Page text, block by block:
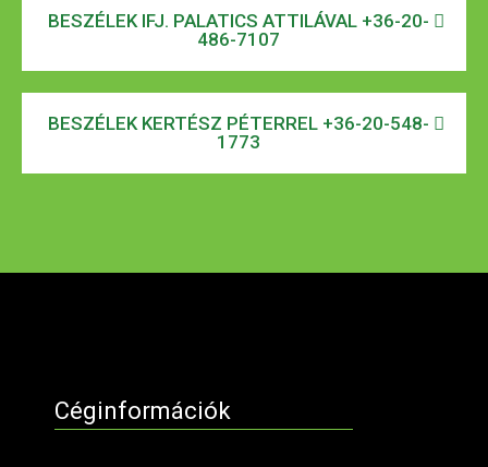
BESZÉLEK IFJ. PALATICS ATTILÁVAL +36-20-
486-7107
BESZÉLEK KERTÉSZ PÉTERREL +36-20-548-
1773
Céginformációk